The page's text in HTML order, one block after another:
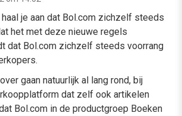
je aan dat Bol.com zichzelf steeds
het met deze nieuwe regels
dat Bol.com zichzelf steeds voorrang
gaan natuurlijk al lang rond, bij
dat zelf ook artikelen
Bol.com in de productgroep Boeken